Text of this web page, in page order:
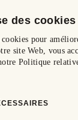
des cookies
pour
site Web, vous
Politique